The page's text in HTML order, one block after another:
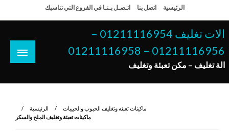
إلى
المحتوى
الرئيسية اتصل بنا اتـصـل بـنـا في الفروع التي تناسبك
الات تغليف 01211116954 –
01211116956 – 01211116958
الة تغليف – مكن تعبئة وتغليف
الرئيسية
ماكينات تعبئه وتغليف الحبوب والحبيبات
ماكينات تعبئة وتغليف الملح والسكر